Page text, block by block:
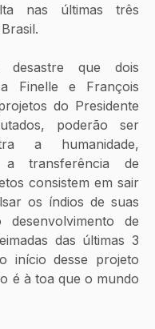
nas últimas três
desastre que dois
Finelle e François
do Presidente
poderão ser
a humanidade,
transferência de
consistem em sair
os índios de suas
de
das últimas 3
início desse projeto
é à toa que o mundo